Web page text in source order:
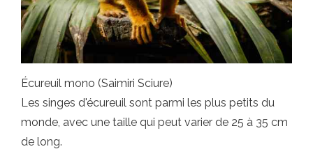
Écureuil mono (Saimiri Sciure)
Les singes d'écureuil sont parmi les plus petits du
monde, avec une taille qui peut varier de 25 à 35 cm
de long.